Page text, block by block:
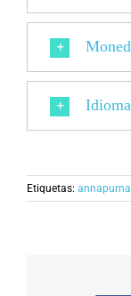
Etiquetas: annapurna